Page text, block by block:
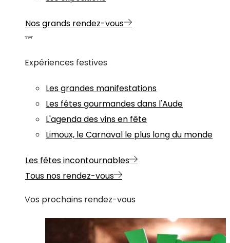
Nos grands rendez-vous
Expériences festives
Les grandes manifestations
Les fêtes gourmandes dans l'Aude
L'agenda des vins en fête
Limoux, le Carnaval le plus long du monde
Les fêtes incontournables
Tous nos rendez-vous
Vos prochains rendez-vous